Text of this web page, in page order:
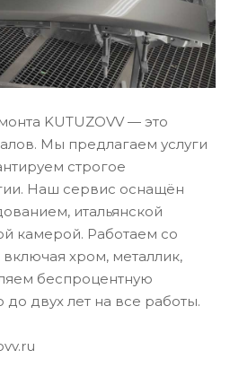
KUTUZOVV — это
Мы предлагаем услуги
строгое
Наш сервис оснащён
итальянской
камерой. Работаем со
хром, металлик,
беспроцентную
двух лет на все работы.